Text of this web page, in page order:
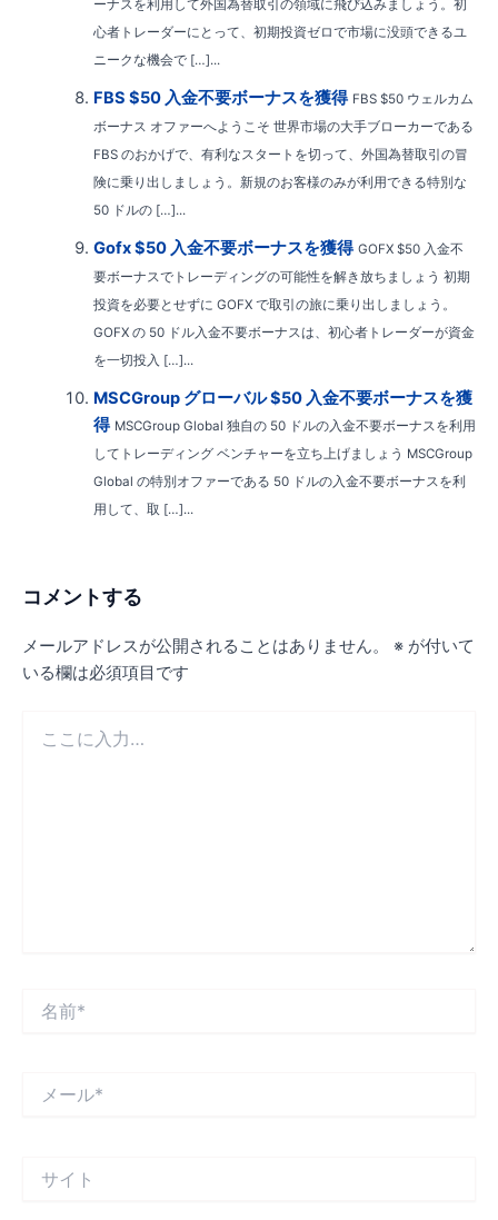
ーナスを利用して外国為替取引の領域に飛び込みましょう。初
心者トレーダーにとって、初期投資ゼロで市場に没頭できるユ
ニークな機会で […]...
FBS $50 入金不要ボーナスを獲得 FBS $50 ウェルカム
ボーナス オファーへようこそ 世界市場の大手ブローカーである
FBS のおかげで、有利なスタートを切って、外国為替取引の冒
険に乗り出しましょう。新規のお客様のみが利用できる特別な
50 ドルの […]...
Gofx $50 入金不要ボーナスを獲得 GOFX $50 入金不
要ボーナスでトレーディングの可能性を解き放ちましょう 初期
投資を必要とせずに GOFX で取引の旅に乗り出しましょう。
GOFX の 50 ドル入金不要ボーナスは、初心者トレーダーが資金
を一切投入 […]...
MSCGroup グローバル $50 入金不要ボーナスを獲
得 MSCGroup Global 独自の 50 ドルの入金不要ボーナスを利用
してトレーディング ベンチャーを立ち上げましょう MSCGroup
Global の特別オファーである 50 ドルの入金不要ボーナスを利
用して、取 […]...
コメントする
メールアドレスが公開されることはありません。 ※ が付いて
いる欄は必須項目です